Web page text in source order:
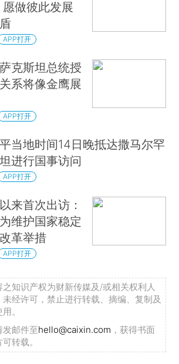
做彼此发展
APP打开
克斯坦总统授
系将像金鹰展
APP打开
当地时间14日晚抵达撒马尔罕
进行国事访问
APP打开
来首次出访：
维护国家稳定
革举措
APP打开
知识产权为财新传媒及/或相关权利人
经许可，禁止进行转载、摘编、复制及
。
发邮件至hello@caixin.com ，获得书面
转载。